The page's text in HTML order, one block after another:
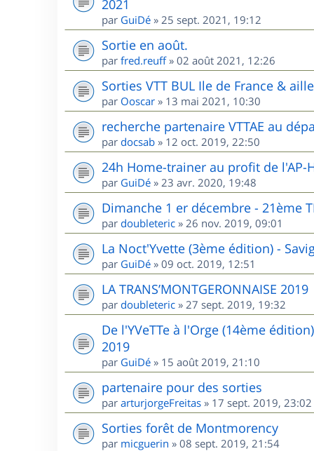
2021
par GuiDé » 25 sept. 2021, 19:12
Sortie en août.
par fred.reuff» 02 août 2021, 12:26
Sorties VTT BUL Ile de France &
par Ooscar » 13 mai 2021, 10:30
recherche partenaire VTTAE au
par docsab » 12 oct. 2019, 22:50
24h Home-trainer au profit de l'AP-
par GuiDé » 23 avr. 2020, 19:48
Dimanche 1 er décembre - 21ème
par doubleteric » 26 nov. 2019, 09:01
La Noct'Yvette (3ème édition) -
par GuiDé » 09 oct. 2019, 12:51
LA TRANS’MONTGERONNAISE 2019
par doubleteric » 27 sept. 2019, 19:32
De l'YVeTTe à l'Orge (14ème
2019
par GuiDé » 15 août 2019, 21:10
partenaire pour des sorties
par arturjorgeFreitas » 17 sept. 2019, 23:02
Sorties forêt de Montmorency
par micguerin » 08 sept. 2019, 21:54